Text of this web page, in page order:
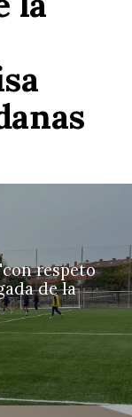
respeto
de la